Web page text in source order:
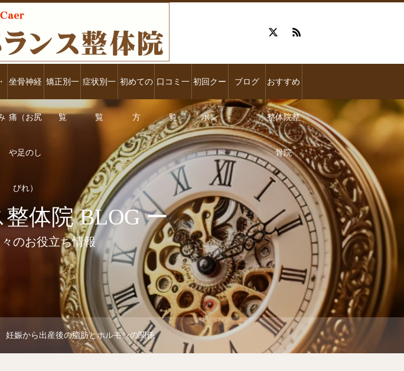
坐骨神経
痛（お尻
や足のし
びれ）
矯正別一
覧
症状別一
覧
初めての
方
口コミ一
覧
初回クー
ポン
ブログ おすすめ
整体院整
骨院
体院 BLOG ー
のお役立ち情報
妊娠から出産後の脂肪とホルモンの関係